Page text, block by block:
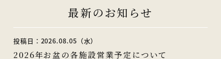
最新のお知らせ
投稿日：2026.08.05（水）
2026年お盆の各施設営業予定について